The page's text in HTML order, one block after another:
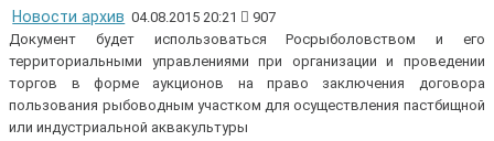
Новости архив 04.08.2015 20:21
907
Документ будет использоваться Росрыболовством и его
территориальными управлениями при организации и проведении
торгов в форме аукционов на право заключения договора
пользования рыбоводным участком для осуществления пастбищной
или индустриальной аквакультуры